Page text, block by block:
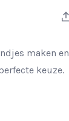
maken en
keuze.